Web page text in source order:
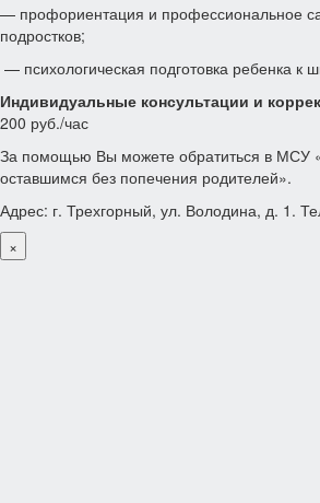
— профориентация и профессиональное
подростков;
— психологическая подготовка ребенка к
Индивидуальные консультации и
200 руб./час
За помощью Вы можете обратиться в МСУ
оставшимся без попечения родителей».
Адрес: г. Трехгорный, ул. Володина, д. 1.
×